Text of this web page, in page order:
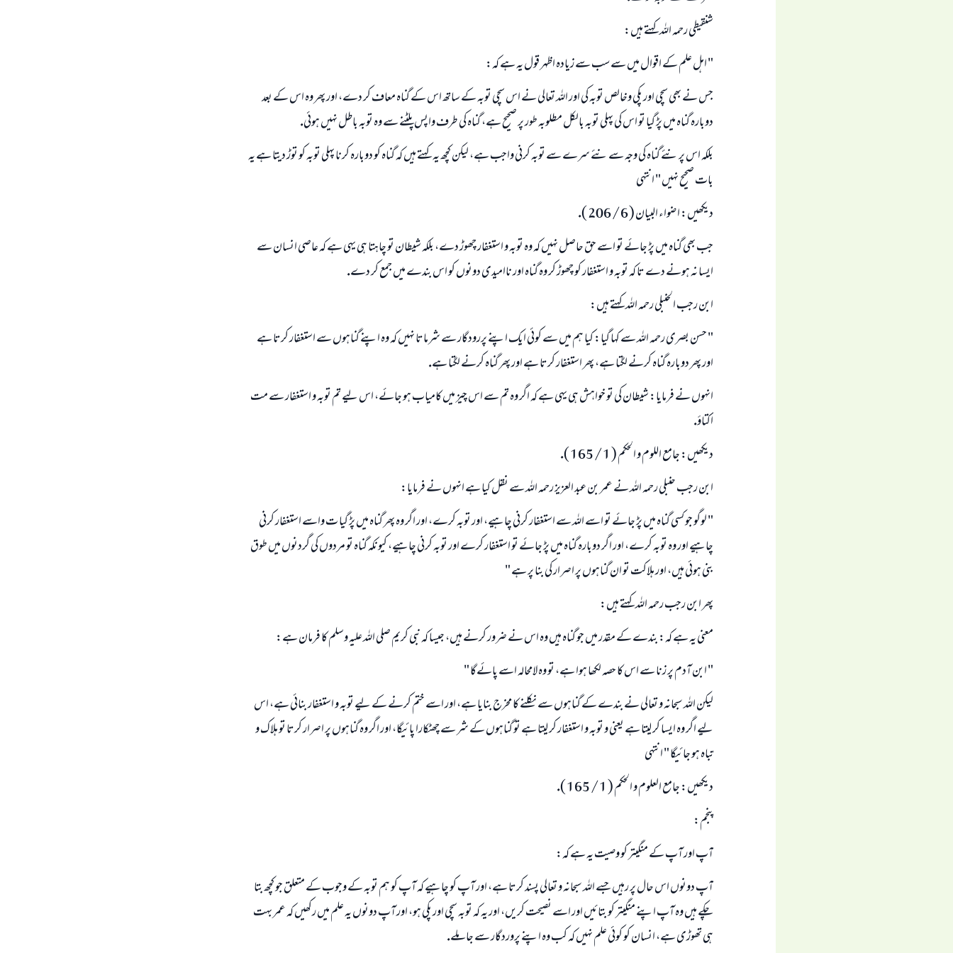
شنقيطى رحمہ اللہ كہتے ہيں:
" اہل علم كے اقوال ميں سے سب سے زيادہ اظہر قول يہ ہے كہ:
جس نے بھى سچى اور پكى وخالص توبہ كى اور اللہ تعالى نے اس سچى توبہ كے ساتھ اس كے گناہ معاف كر دے، اور پھر وہ اس كے بعد
دوبارہ گناہ ميں پڑ گيا تو اس كى پہلى توبہ بالكل مطلوبہ طور پر صحيح ہے، گناہ كى طرف واپس پلٹنے سے وہ توبہ باطل نہيں ہوئى.
بلكہ اس پر نئے گناہ كى وجہ سے نئے سرے سے توبہ كرنى واجب ہے، ليكن كچھ يہ كہتے ہيں كہ گناہ كو دوبارہ كرنا پہلى توبہ كو توڑ ديتا ہے يہ
بات صحيح نہيں " انتہى
ديكھيں: ا ضواء البيان ( 6 / 206 ).
جب بھى گناہ ميں پڑ جائے تو اسے حق حاصل نہيں كہ وہ توبہ و استغفار چھوڑ دے، بلكہ شيطان تو چاہتا ہى يہى ہے كہ عاصى انسان سے
ايسا نہ ہونے دے تا كہ توبہ و استغفار كو چھوڑ كر وہ گناہ اور نااميدى دونوں كو اس بندے ميں جمع كر دے.
ابن رجب الحنبلى رحمہ اللہ كہتے ہيں:
" حسن بصرى رحمہ اللہ سے كہا گيا: كيا ہم ميں سے كوئى ايك اپنے پررودگار سے شرماتا نہيں كہ وہ اپنے گناہوں سے استغفار كرتا ہے
اور پھر دوبارہ گناہ كرنے لگتا ہے، پھر استغفار كرتا ہے اور پھر گناہ كرنے لگتا ہے.
انہوں نے فرمايا: شيطان كى تو خواہش ہى يہى ہے كہ اگر وہ تم سے اس چيز ميں كامياب ہو جائے، اس ليے تم توبہ و استغفار سے مت
اكتاؤ.
ديكھيں: جامع اللوم و الحكم ( 1 / 165 ).
ابن رجب حنبلى رحمہ اللہ نے عمر بن عبد العزيز رحمہ اللہ سے نقل كيا ہے انہوں نے فرمايا:
" لوگو جو كسى گناہ ميں پڑ جائے تو اسے اللہ سے استغفار كرنى چاہيے، اور توبہ كرے، اور اگر وہ پھر گناہ ميں پڑ گيا ت واسے استغفار كرنى
چاہيے اور وہ توبہ كرے، اور اگر دوبارہ گناہ ميں پڑ جائے تو استغفار كرے اور توبہ كرنى چاہيے، كيونكہ گناہ تو مردوں كى گردنوں ميں طوق
بنى ہوئى ہيں، اور ہلاكت تو ان گناہوں پر اصرار كى بنا پر ہے "
پھر ابن رجب رحمہ اللہ كہتے ہيں:
معنى يہ ہے كہ: بندے كے مقدر ميں جو گناہ ہيں وہ اس نے ضرور كرنے ہيں، جيسا كہ نبى كريم صلى اللہ عليہ وسلم كا فرمان ہے:
" ابن آدم پر زنا سے اس كا حصہ لكھا ہوا ہے، تو وہ لامحالہ اسے پائےگا "
ليكن اللہ سبحانہ و تعالى نے بندے كے گناہوں سے نكلنے كا مخرج بنايا ہے، اور اسے ختم كرنے كے ليے توبہ و استغفار بنائى ہے، اس
ليے اگر وہ ايسا كر ليتا ہے يعنى و توبہ و استغفار كر ليتا ہے تو گناہوں كے شر سے چھٹكارا پائيگا، اور اگر وہ گناہوں پر اصرار كرتا تو ہلاك و
تباہ ہو جائيگا " انتہى
ديكھيں: جامع العلوم و الحكم ( 1 / 165 ).
پنجم:
آپ اور آپ كے منگيتر كو وصيت يہ ہے كہ:
آپ دونوں اس حال پر رہيں جسے اللہ سبحانہ و تعالى پسند كرتا ہے، اور آپ كو چاہيے كہ آپ كو ہم توبہ كے وجوب كے متعلق جو كچھ بتا
چكے ہيں وہ آپ اپنے منگيتر كو بتائيں اور اسے نصيحت كريں، اور يہ كہ توبہ سچى اور پكى ہو، اور آپ دونوں يہ علم ميں ركھيں كہ عمر بہت
ہى تھوڑى ہے، انسان كو كوئى علم نہيں كہ كب وہ اپنے پروردگار سے جا ملے.
ابھی تعاون کریں